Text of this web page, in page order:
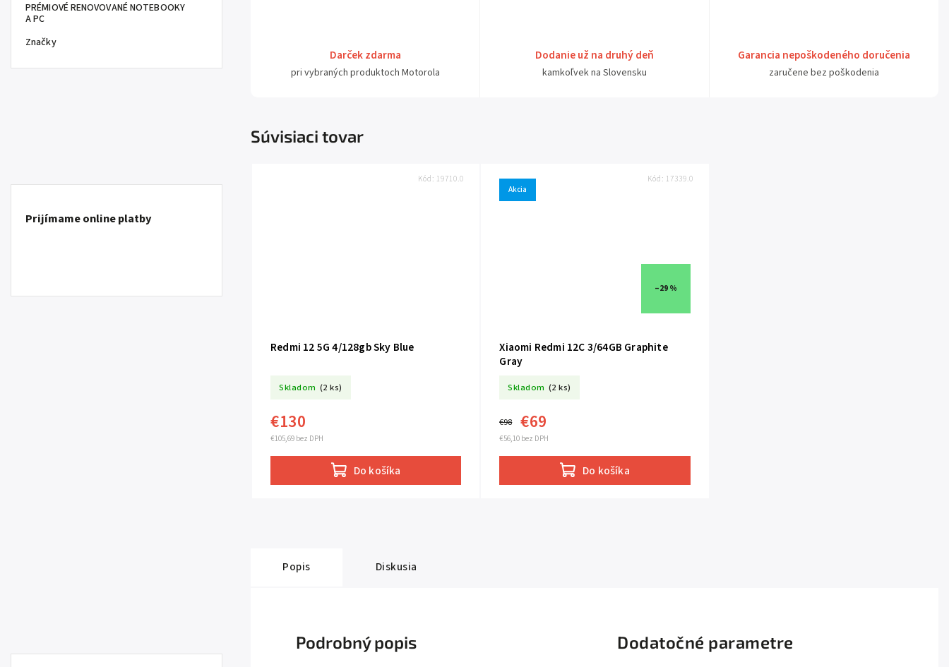
PRÉMIOVÉ RENOVOVANÉ NOTEBOOKY
A PC
Značky
Prijímame online platby
Darček zdarma
pri vybraných produktoch Motorola
Dodanie už na druhý deň
kamkoľvek na Slovensku
Garancia nepoškodeného doručenia
zaručene bez poškodenia
Súvisiaci tovar
Redmi 12 5G 4/128gb Sky Blue
Skladom (2 ks)
€105,69 bez DPH
€130
Do košíka
Kód: 19710.0
Akcia
–29 %
Xiaomi Redmi 12C 3/64GB Graphite
Gray
Skladom (2 ks)
€56,10 bez DPH
€98 €69
Do košíka
Kód: 17339.0
Popis Diskusia
Podrobný popis Dodatočné parametre